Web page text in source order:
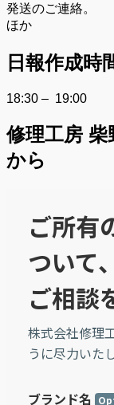
発送のご連絡。
ほか
日報作成時
18:30 – 19:00
修理工房
から